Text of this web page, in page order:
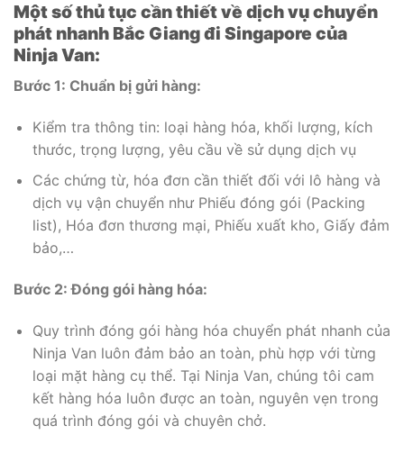
Một số thủ tục cần thiết về dịch vụ chuyển
phát nhanh Bắc Giang đi Singapore của
Ninja Van:
Bước 1: Chuẩn bị gửi hàng:
Kiểm tra thông tin: loại hàng hóa, khối lượng, kích
thước, trọng lượng, yêu cầu về sử dụng dịch vụ
Các chứng từ, hóa đơn cần thiết đối với lô hàng và
dịch vụ vận chuyển như Phiếu đóng gói (Packing
list), Hóa đơn thương mại, Phiếu xuất kho, Giấy đảm
bảo,…
Bước 2: Đóng gói hàng hóa:
Quy trình đóng gói hàng hóa chuyển phát nhanh của
Ninja Van luôn đảm bảo an toàn, phù hợp với từng
loại mặt hàng cụ thể. Tại Ninja Van, chúng tôi cam
kết hàng hóa luôn được an toàn, nguyên vẹn trong
quá trình đóng gói và chuyên chở.